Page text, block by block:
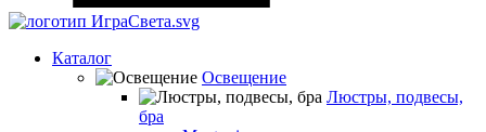
Каталог
Освещение
Люстры, подвесы,
бра